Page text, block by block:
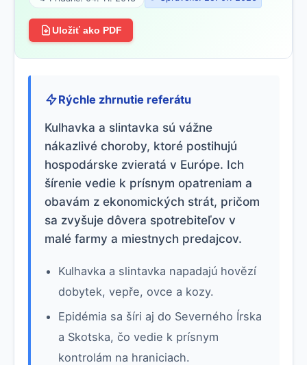
Uložiť ako PDF
Rýchle zhrnutie referátu
Kulhavka a slintavka sú vážne
nákazlivé choroby, ktoré postihujú
hospodárske zvieratá v Európe. Ich
šírenie vedie k prísnym opatreniam a
obavám z ekonomických strát, pričom
sa zvyšuje dôvera spotrebiteľov v
malé farmy a miestnych predajcov.
Kulhavka a slintavka napadajú hovězí
dobytek, vepře, ovce a kozy.
Epidémia sa šíri aj do Severného Írska
a Skotska, čo vedie k prísnym
kontrolám na hraniciach.